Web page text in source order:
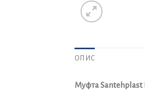
ОПИС
Муфта Santehplast